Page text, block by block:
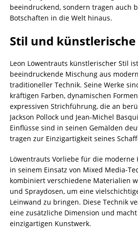
beeindruckend, sondern tragen auch
Botschaften in die Welt hinaus.
Stil und
Leon Löwentrauts künstlerischer Stil
beeindruckende Mischung aus
traditioneller Technik. Seine Werke
kräftigen Farben, dynamischen
expressiven Strichführung, die an
Jackson Pollock und Jean-Michel
Einflüsse sind in seinen Gemälden
tragen zur Einzigartigkeit seines
Löwentrauts Vorliebe für die moderne
in seinem Einsatz von Mixed Media-
kombiniert verschiedene Materialien
und Spraydosen, um eine
Leinwand zu bringen. Diese Technik
eine zusätzliche Dimension und
einzigartigen Kunstwerk.